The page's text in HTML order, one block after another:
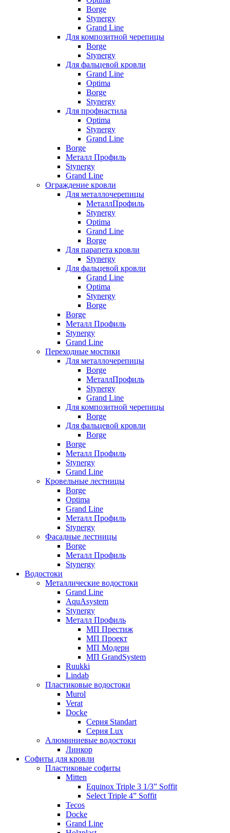
Borge
Stynergy
Grand Line
Для композитной черепицы
Borge
Stynergy
Для фальцевой кровли
Grand Line
Optima
Borge
Stynergy
Для профнастила
Optima
Stynergy
Grand Line
Borge
Металл Профиль
Stynergy
Grand Line
Ограждение кровли
Для металлочерепицы
МеталлПрофиль
Stynergy
Optima
Grand Line
Borge
Для парапета кровли
Stynergy
Для фальцевой кровли
Grand Line
Optima
Stynergy
Borge
Borge
Металл Профиль
Stynergy
Grand Line
Переходные мостики
Для металлочерепицы
Borge
МеталлПрофиль
Stynergy
Grand Line
Для композитной черепицы
Borge
Для фальцевой кровли
Borge
Borge
Металл Профиль
Stynergy
Grand Line
Кровельные лестницы
Borge
Optima
Grand Line
Металл Профиль
Stynergy
Фасадные лестницы
Borge
Металл Профиль
Stynergy
Водостоки
Металлические водостоки
Grand Line
AquAsystem
Stynergy
Металл Профиль
МП Престиж
МП Проект
МП Модерн
МП GrandSystem
Ruukki
Lindab
Пластиковые водостоки
Murol
Verat
Docke
Серия Standart
Серия Lux
Алюминиевые водостоки
Линкор
Софиты для кровли
Пластиковые софиты
Mitten
Equinox Triple 3 1/3” Soffit
Select Triple 4” Soffit
Tecos
Docke
Grand Line